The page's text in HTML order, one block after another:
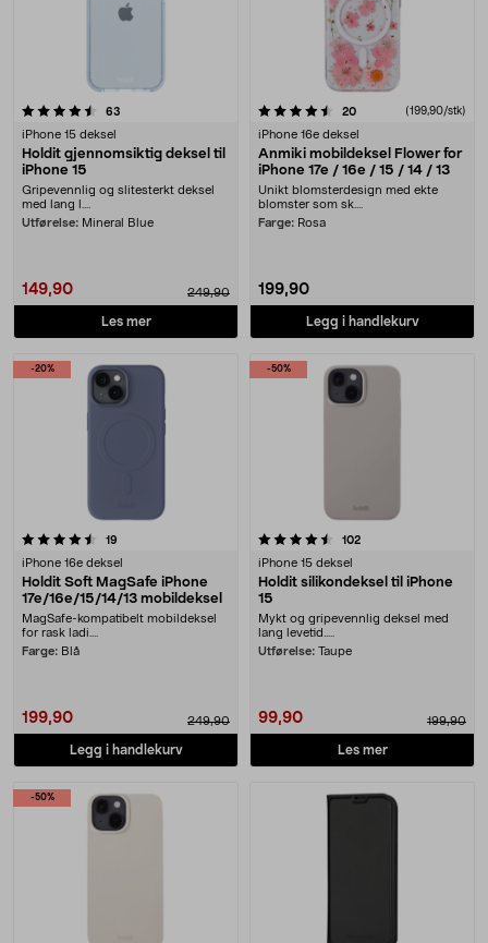
63
iPhone 15 deksel
Holdit gjennomsiktig deksel til
iPhone 15
Gripevennlig og slitesterkt deksel
med lang l....
Utførelse: Mineral Blue
149,90 249,90
Les mer
4.5 av 5 stjerner 20anmeldelser(199,90/stk)
iPhone 16e deksel
Anmiki mobildeksel Flower for
iPhone 17e / 16e / 15 / 14 / 13
Unikt blomsterdesign med ekte
blomster som sk....
Farge: Rosa
199,90
Legg i handlekurv
-20%
19
iPhone 16e deksel
Holdit Soft MagSafe iPhone
17e/16e/15/14/13 mobildeksel
MagSafe-kompatibelt mobildeksel
for rask ladi....
Farge: Blå
199,90 249,90
Legg i handlekurv
-50%
4.5 av 5 stjerner 102anmeldelser
iPhone 15 deksel
Holdit silikondeksel til iPhone
15
Mykt og gripevennlig deksel med
lang levetid.....
Utførelse: Taupe
99,90 199,90
Les mer
-50%